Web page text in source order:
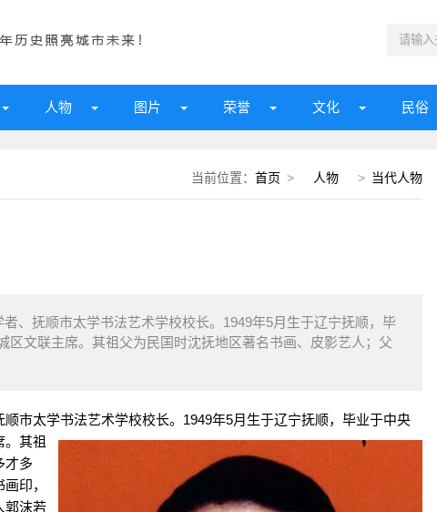
人物 图片 荣誉 文化 民俗
当前位置： 首页 > 人物 > 当代人物
抚顺市太学书法艺术学校校长。1949年5月生于辽宁抚顺，毕
区文联主席。其祖父为民国时沈抚地区著名书画、皮影艺人；父
市太学书法艺术学校校长。1949年5月生于辽宁抚顺，毕业于中央
其祖
才多
印，
郭沫若